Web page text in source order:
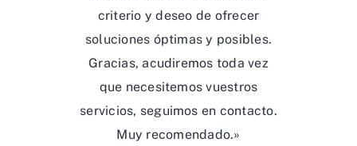
criterio y deseo de ofrecer
soluciones óptimas y posibles.
Gracias, acudiremos toda vez
que necesitemos vuestros
servicios, seguimos en contacto.
Muy recomendado.»